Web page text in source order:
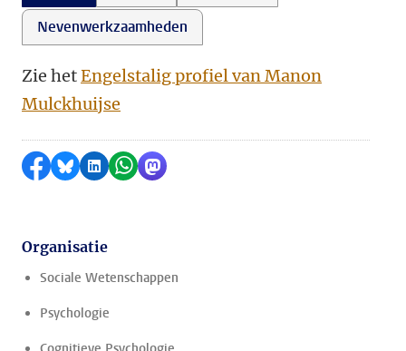
Nevenwerkzaamheden
Zie hetEngelstalig profiel van Manon
Mulckhuijse
Delen op Facebook
Delen via Bluesky
Delen op LinkedIn
Delen via WhatsApp
Delen via Mastodon
Organisatie
Sociale Wetenschappen
Psychologie